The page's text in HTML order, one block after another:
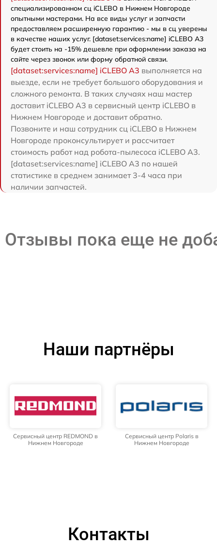
специализированном сц iCLEBO в Нижнем Новгороде
опытными мастерами. На все виды услуг и запчасти
предоставляем расширенную гарантию - мы в сц уверены
в качестве наших услуг. [dataset:services:name] iCLEBO A3
будет стоить на -15% дешевле при оформлении заказа на
сайте через звонок или форму обратной связи.
[dataset:services:name] iCLEBO A3 выполняется на
выезде, если не требует большого оборудования и
сложного ремонта. В таких случаях наш мастер
доставит iCLEBO A3 в сервисный центр iCLEBO в
Нижнем Новгороде и доставит обратно.
Позвоните и наш сотрудник сц iCLEBO в Нижнем
Новгороде проконсультирует и рассчитает
стоимость работ над робота-пылесоса iCLEBO A3.
[dataset:services:name] iCLEBO A3 по нашей
статистике в среднем занимает 3-4 часа при
наличии запчастей.
Отзывы пока еще не
Наши партнёры
Сервисный центр REDMOND в
Нижнем Новгороде
Сервисный центр Polaris в
Нижнем Новгороде
Контакты